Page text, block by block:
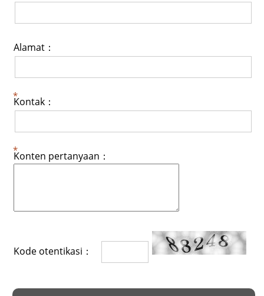
Alamat：
Kontak：
Konten pertanyaan：
Kode otentikasi：